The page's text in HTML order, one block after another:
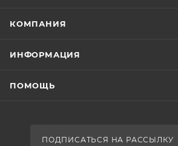
КОМПАНИЯ
ИНФОРМАЦИЯ
ПОМОЩЬ
ПОДПИСАТЬСЯ НА РАССЫЛКУ